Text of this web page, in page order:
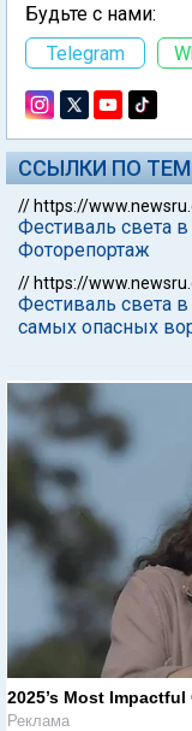
Будьте с нами:
Telegram
ССЫЛКИ ПО
// https://
Фестиваль света
Фоторепортаж
// https://
Фестиваль света
самых опасных
2025’s Most
Реклама